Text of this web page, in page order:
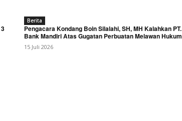
Berita
Pengacara Kondang Boin Silalahi, SH, MH Kalahkan PT.
Bank Mandiri Atas Gugatan Perbuatan Melawan Hukum
15 Juli 2026